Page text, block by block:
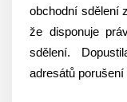
obchodní sdělení
že disponuje
sdělení.
adresátů